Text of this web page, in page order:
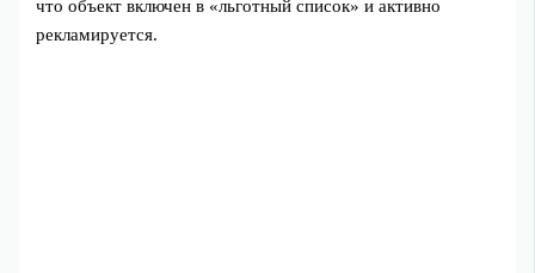
что объект включен в «льготный список» и активно
рекламируется.